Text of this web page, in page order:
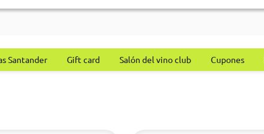
Santander Gift card Salón del vino club Cupones